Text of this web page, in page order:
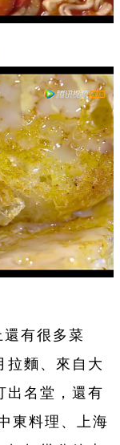
有很多菜
拉麵、來自大
出名堂，還有
東料理、上海